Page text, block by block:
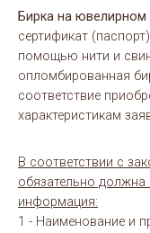
Бирка на ювелирном
сертификат
помощью нити и
опломбированная
соответствие
характеристикам
В соответствии с
обязательно
информация:
1 - Наименование и